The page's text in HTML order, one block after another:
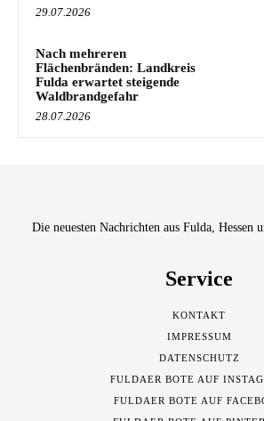
29.07.2026
Nach mehreren
Flächenbränden: Landkreis
Fulda erwartet steigende
Waldbrandgefahr
28.07.2026
Die neuesten Nachrichten aus Fulda, Hessen
Service
KONTAKT
IMPRESSUM
DATENSCHUTZ
FULDAER BOTE AUF
FULDAER BOTE AUF